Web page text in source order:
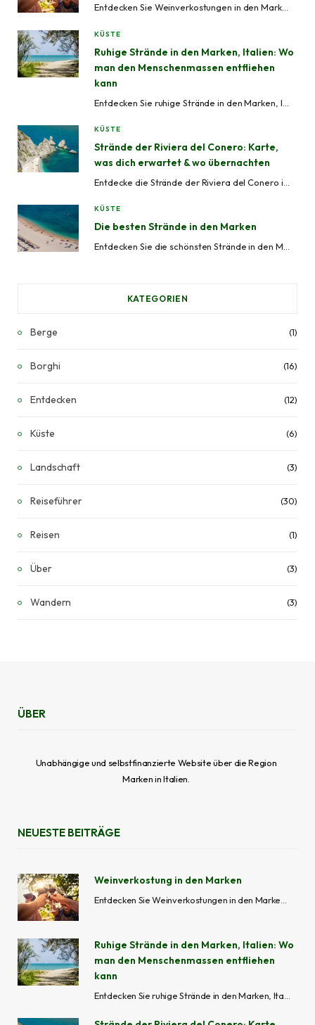
k
a
m
Entdecken Sie Weinverkostungen in den Marken mit geführten Weintouren, Besuchen von Weinbergen, Kellereierlebnissen und lokalen Weingütern in Ascoli Piceno, Fermo, Macerata, Ancona und Pesaro-Urbino.
KÜSTE
Ruhige Strände in den Marken, Italien: Wo
man den Menschenmassen entfliehen
kann
KÜSTE
Strände der Riviera del Conero: Karte,
was dich erwartet & wo übernachten
KÜSTE
Die besten Strände in den Marken
KATEGORIEN
Berge (1)
Borghi (16)
Entdecken (12)
Küste (6)
Landschaft (3)
Reiseführer (30)
Reisen (1)
Über (3)
Wandern (3)
ÜBER
Unabhängige und selbstfinanzierte Website über die Region
Marken in Italien.
NEUESTE BEITRÄGE
Weinverkostung in den Marken
Ruhige Strände in den Marken, Italien: Wo
man den Menschenmassen entfliehen
kann